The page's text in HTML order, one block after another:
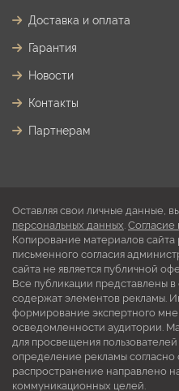
Доставка и оплата
Гарантия
Новости
Контакты
Партнерам
Оставляя свои личные данные,
персональных данных. Согласие
Копирование материалов
письменного согласия
сайта не является публичной
Все публикации представлены
содержат элементов рекламы.
формирование экспертного
осведомленности аудитории.
для просвещения
определение рекламы согласно
распространение направлено
коммуникационных целей.